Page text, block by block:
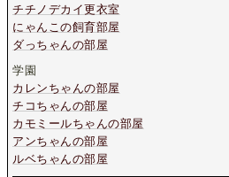
チチノデカイ更衣室
にゃんこの飼育部屋
ダっちゃんの部屋
学園
カレンちゃんの部屋
チコちゃんの部屋
カモミールちゃんの部屋
アンちゃんの部屋
ルベちゃんの部屋